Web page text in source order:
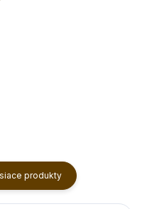
produkty